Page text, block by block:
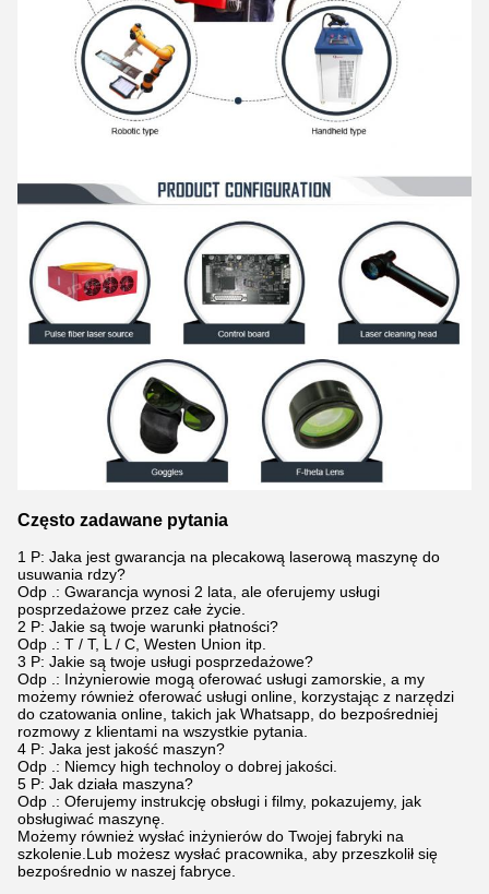
Często zadawane pytania
1 P: Jaka jest gwarancja na plecakową laserową maszynę do
usuwania rdzy?
Odp .: Gwarancja wynosi 2 lata, ale oferujemy usługi
posprzedażowe przez całe życie.
2 P: Jakie są twoje warunki płatności?
Odp .: T / T, L / C, Westen Union itp.
3 P: Jakie są twoje usługi posprzedażowe?
Odp .: Inżynierowie mogą oferować usługi zamorskie, a my
możemy również oferować usługi online, korzystając z narzędzi
do czatowania online, takich jak Whatsapp, do bezpośredniej
rozmowy z klientami na wszystkie pytania.
4 P: Jaka jest jakość maszyn?
Odp .: Niemcy high technoloy o dobrej jakości.
5 P: Jak działa maszyna?
Odp .: Oferujemy instrukcję obsługi i filmy, pokazujemy, jak
obsługiwać maszynę.
Możemy również wysłać inżynierów do Twojej fabryki na
szkolenie.Lub możesz wysłać pracownika, aby przeszkolił się
bezpośrednio w naszej fabryce.